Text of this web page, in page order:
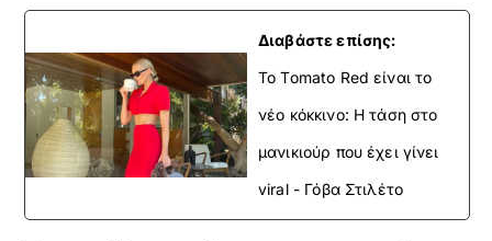
Διαβάστε επίσης:
To Tomato Red είναι το
νέο κόκκινο: Η τάση στο
μανικιούρ που έχει γίνει
viral - Γόβα Στιλέτο